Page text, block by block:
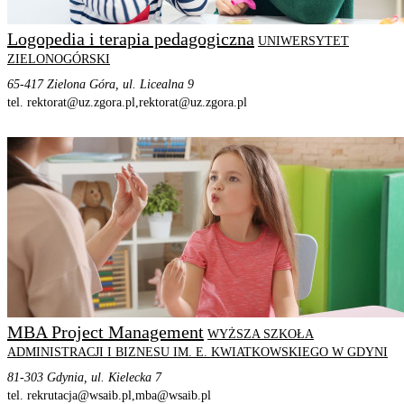
Logopedia i terapia pedagogiczna UNIWERSYTET
ZIELONOGÓRSKI
65-417 Zielona Góra, ul. Licealna 9
tel. rektorat@uz.zgora.pl,rektorat@uz.zgora.pl
MBA Project Management WYŻSZA SZKOŁA
ADMINISTRACJI I BIZNESU IM. E. KWIATKOWSKIEGO W GDYNI
81-303 Gdynia, ul. Kielecka 7
tel. rekrutacja@wsaib.pl,mba@wsaib.pl